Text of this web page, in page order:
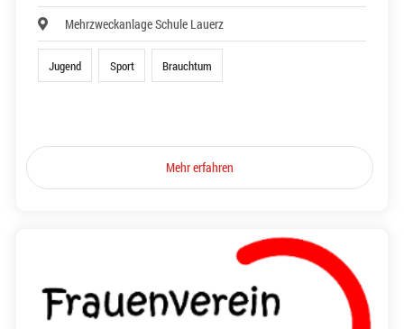
Mehrzweckanlage Schule Lauerz
Jugend Sport Brauchtum
Mehr erfahren